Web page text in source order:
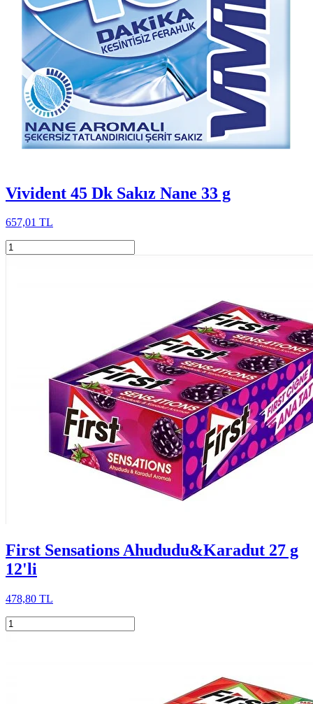
Vivident 45 Dk Sakız Nane 33 g
657,01 TL
First Sensations Ahududu&Karadut 27 g
12'li
478,80 TL